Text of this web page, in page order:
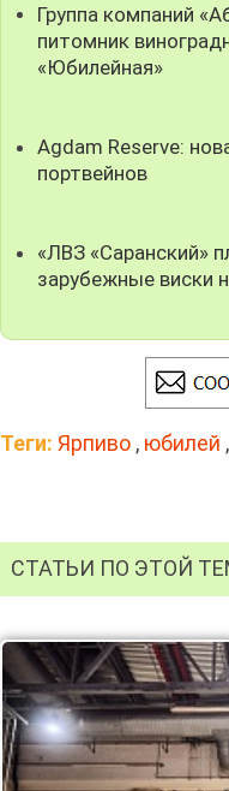
Группа компаний
питомник
«Юбилейная»
Agdam Reserve:
портвейнов
«ЛВЗ «Саранский»
зарубежные виски
Теги: Ярпиво , юбилей ,
СТАТЬИ ПО ЭТОЙ